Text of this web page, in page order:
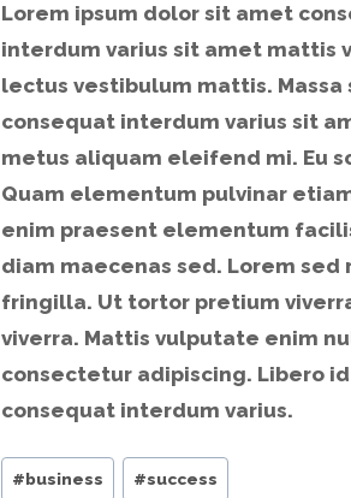
Lorem ipsum dolor sit amet
interdum varius sit amet mattis
lectus vestibulum mattis.
consequat interdum varius sit
metus aliquam eleifend mi. Eu
Quam elementum pulvinar
enim praesent elementum
diam maecenas sed. Lorem
fringilla. Ut tortor pretium
viverra. Mattis vulputate enim
consectetur adipiscing. Libero
consequat interdum varius.
#business #success